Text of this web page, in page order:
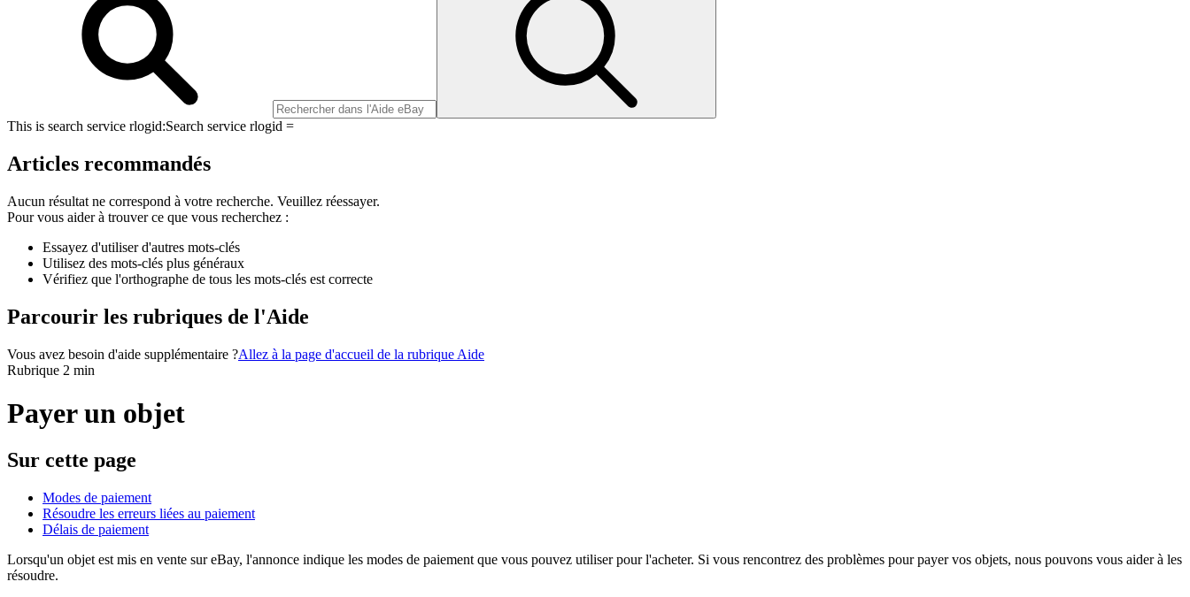
This is search service rlogid:Search service rlogid =
Articles recommandés
Aucun résultat ne correspond à votre recherche. Veuillez réessayer.
Pour vous aider à trouver ce que vous recherchez :
Essayez d'utiliser d'autres mots-clés
Utilisez des mots-clés plus généraux
Vérifiez que l'orthographe de tous les mots-clés est correcte
Parcourir les rubriques de l'Aide
Vous avez besoin d'aide supplémentaire ?Allez à la page d'accueil de la rubrique Aide
Rubrique 2 min
Payer un objet
Sur cette page
Modes de paiement
Résoudre les erreurs liées au paiement
Délais de paiement
Lorsqu'un objet est mis en vente sur eBay, l'annonce indique les modes de paiement que vous pouvez utiliser pour l'acheter. Si vous rencontrez des problèmes pour payer vos objets, nous pouvons vous aider à les
résoudre.